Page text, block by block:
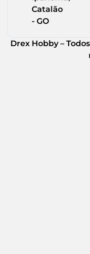
Catalão
- GO
Drex Hobby –